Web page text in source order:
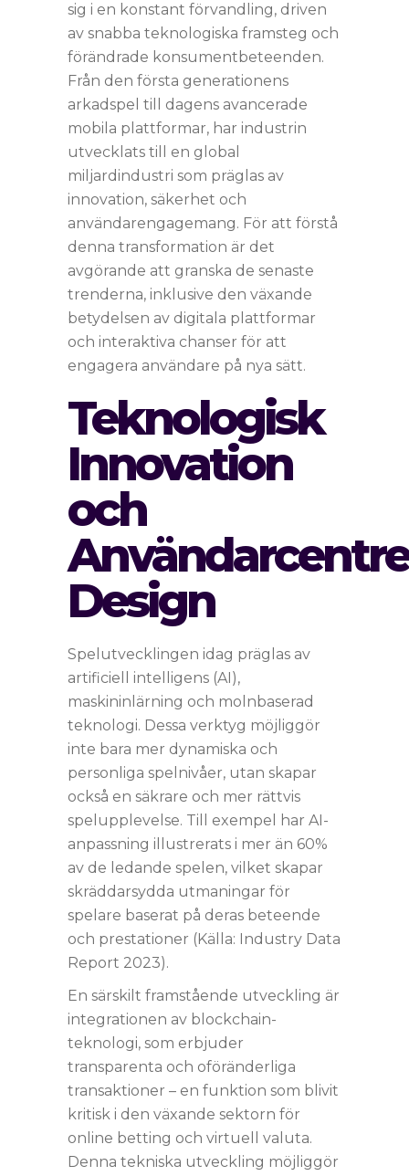
sig i en konstant förvandling, driven
av snabba teknologiska framsteg och
förändrade konsumentbeteenden.
Från den första generationens
arkadspel till dagens avancerade
mobila plattformar, har industrin
utvecklats till en global
miljardindustri som präglas av
innovation, säkerhet och
användarengagemang. För att förstå
denna transformation är det
avgörande att granska de senaste
trenderna, inklusive den växande
betydelsen av digitala plattformar
och interaktiva chanser för att
engagera användare på nya sätt.
Teknologisk
Innovation
och
Design
Spelutvecklingen idag präglas av
artificiell intelligens (AI),
maskininlärning och molnbaserad
teknologi. Dessa verktyg möjliggör
inte bara mer dynamiska och
personliga spelnivåer, utan skapar
också en säkrare och mer rättvis
spelupplevelse. Till exempel har AI-
anpassning illustrerats i mer än 60%
av de ledande spelen, vilket skapar
skräddarsydda utmaningar för
spelare baserat på deras beteende
och prestationer (Källa: Industry Data
Report 2023).
En särskilt framstående utveckling är
integrationen av blockchain-
teknologi, som erbjuder
transparenta och oföränderliga
transaktioner – en funktion som blivit
kritisk i den växande sektorn för
online betting och virtuell valuta.
Denna tekniska utveckling möjliggör